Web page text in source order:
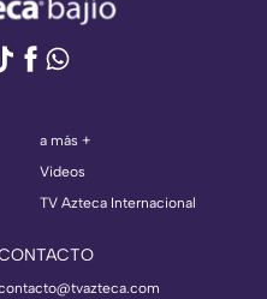
a más +
Videos
TV Azteca Internacional